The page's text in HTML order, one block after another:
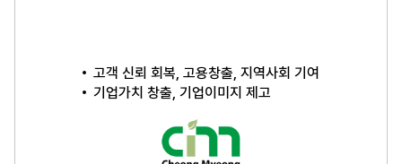
고객 신뢰 회복, 고용창출, 지역사회 기여
기업가치 창출, 기업이미지 제고